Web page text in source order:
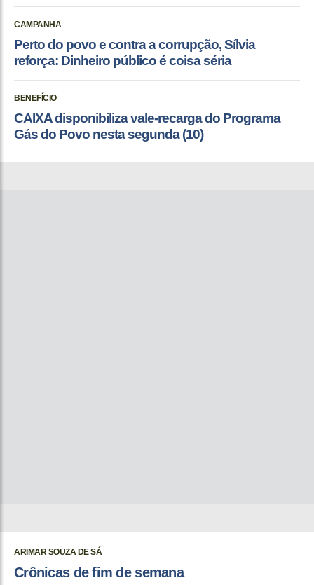
CAMPANHA
Perto do povo e contra a corrupção, Sílvia
reforça: Dinheiro público é coisa séria
BENEFÍCIO
CAIXA disponibiliza vale-recarga do Programa
Gás do Povo nesta segunda (10)
ARIMAR SOUZA DE SÁ
Crônicas de fim de semana